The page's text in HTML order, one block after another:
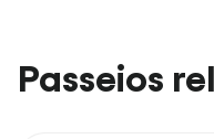
Passeios